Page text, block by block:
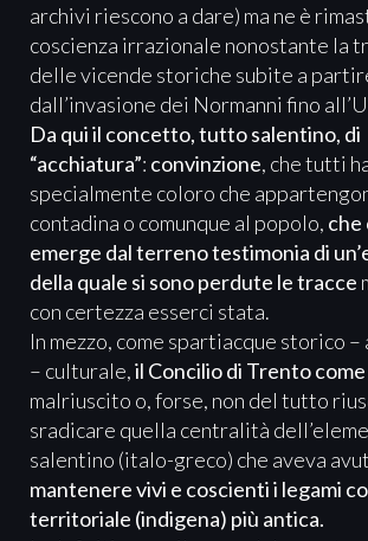
archivi riescono a dare) ma ne è
coscienza irrazionale nonostante la
delle vicende storiche subite a
dall’invasione dei Normanni fino
Da qui il concetto, tutto salentino, di
“acchiatura”: convinzione, che tutti
specialmente coloro che
contadina o comunque al popolo, che
emerge dal terreno testimonia di
della quale si sono perdute le tracce
con certezza esserci stata.
In mezzo, come spartiacque storico
– culturale,il Concilio di Trento
malriuscito o, forse, non del tutto
sradicare quella centralità
salentino (italo-greco) che aveva
mantenere vivi e coscienti i legami
territoriale (indigena) più antica.